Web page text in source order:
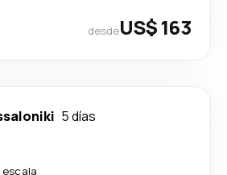
desdeUS$ 163
5 días
escala